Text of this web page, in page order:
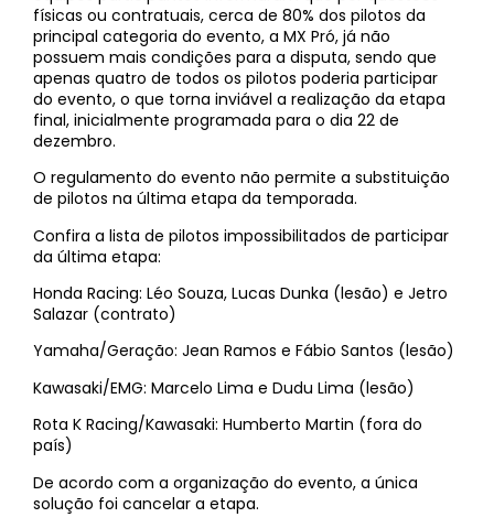
físicas ou contratuais, cerca de 80% dos pilotos da
principal categoria do evento, a MX Pró, já não
possuem mais condições para a disputa, sendo que
apenas quatro de todos os pilotos poderia participar
do evento, o que torna inviável a realização da etapa
final, inicialmente programada para o dia 22 de
dezembro.
O regulamento do evento não permite a substituição
de pilotos na última etapa da temporada.
Confira a lista de pilotos impossibilitados de participar
da última etapa:
Honda Racing: Léo Souza, Lucas Dunka (lesão) e Jetro
Salazar (contrato)
Yamaha/Geração: Jean Ramos e Fábio Santos (lesão)
Kawasaki/EMG: Marcelo Lima e Dudu Lima (lesão)
Rota K Racing/Kawasaki: Humberto Martin (fora do
país)
De acordo com a organização do evento, a única
solução foi cancelar a etapa.